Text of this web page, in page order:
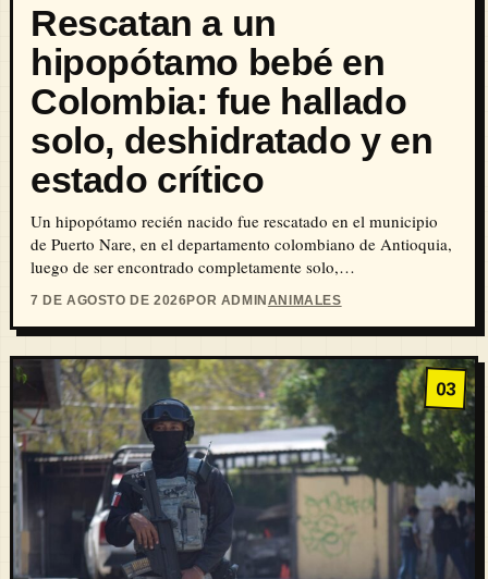
Rescatan a un
hipopótamo bebé en
Colombia: fue hallado
solo, deshidratado y en
estado crítico
Un hipopótamo recién nacido fue rescatado en el municipio
de Puerto Nare, en el departamento colombiano de Antioquia,
luego de ser encontrado completamente solo,…
7 DE AGOSTO DE 2026POR ADMINANIMALES
03